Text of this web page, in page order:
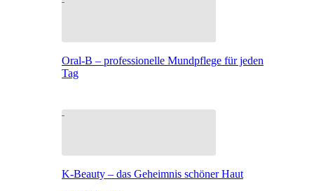
Oral-B – professionelle Mundpflege für jeden
Tag
K-Beauty – das Geheimnis schöner Haut